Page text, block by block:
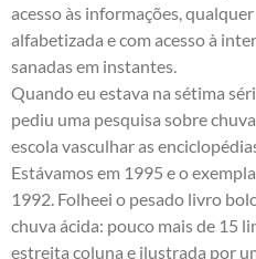
acesso às informações,
alfabetizada e com acesso à
sanadas em instantes.
Quando eu estava na sétima
pediu uma pesquisa sobre
escola vasculhar as
Estávamos em 1995 e o
1992. Folheei o pesado livro
chuva ácida: pouco mais de 15
estreita coluna e ilustrada por